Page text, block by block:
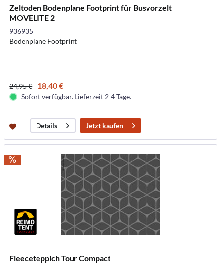
Zeltoden Bodenplane Footprint für Busvorzelt
MOVELITE 2
936935
Bodenplane Footprint
24,95 € 18,40 €
Sofort verfügbar. Lieferzeit 2-4 Tage.
Details Jetzt kaufen
Fleeceteppich Tour Compact